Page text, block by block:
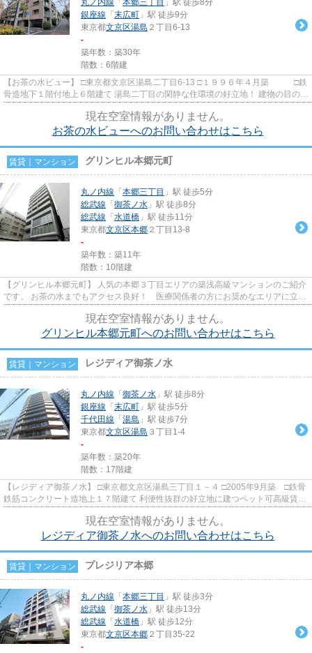
丸ノ内線 「 本郷三丁目 」駅 徒歩8分
銀座線 「 末広町 」駅 徒歩9分
東京都文京区湯島 ２丁目6-13
-
築年数：築30年
階数：6階建
【お茶の水ビュー】 □東京都文京区湯島二丁目6-13 □１９９６年４月築 □鉄
骨造地下１階付地上６階建て 湯島二丁目の閑静な住環境の好立地！ 建物の目の前
現在空室情報がありません。
お茶の水ビューへのお問い合わせはこちら
賃貸｜マンション グリンヒル本郷元町
丸ノ内線 「 本郷三丁目 」駅 徒歩5分
総武線 「 御茶ノ水 」駅 徒歩8分
総武線 「 水道橋 」駅 徒歩11分
東京都文京区本郷 ２丁目13-8
-
築年数：築11年
階数：10階建
【グリンヒル本郷元町】 人気の本郷３丁目エリアの築浅高級マンションのご紹介
です。 お茶の水までもアクセス良好！ 医療関係者の方にお奨めなエリアに立
現在空室情報がありません。
グリンヒル本郷元町へのお問い合わせはこちら
賃貸｜マンション レジディア御茶ノ水
丸ノ内線 「 御茶ノ水 」駅 徒歩8分
銀座線 「 末広町 」駅 徒歩5分
千代田線 「 湯島 」駅 徒歩7分
東京都文京区湯島 ３丁目1-4
-
築年数：築20年
階数：17階建
【レジディア御茶ノ水】 □東京都文京区湯島三丁目１－４ □2005年9月築 □鉄骨
鉄筋コンクリート造地上１７階建て 利便性抜群の好立地に建つペット可高級賃貸
現在空室情報がありません。
レジディア御茶ノ水へのお問い合わせはこちら
賃貸｜マンション プレジリア本郷
丸ノ内線 「 本郷三丁目 」駅 徒歩3分
総武線 「 御茶ノ水 」駅 徒歩13分
総武線 「 水道橋 」駅 徒歩12分
東京都文京区本郷 ２丁目35-22
-